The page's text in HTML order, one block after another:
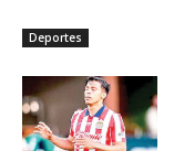
Deportes